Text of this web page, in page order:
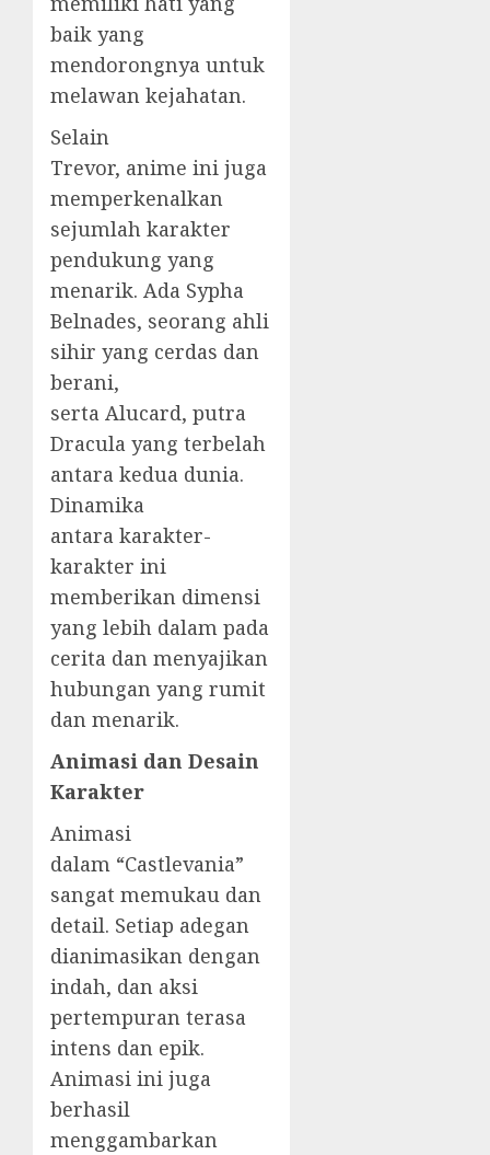
baik yang
mendorongnya untuk
melawan kejahatan.
Selain
Trevor, anime ini juga
memperkenalkan
sejumlah karakter
pendukung yang
menarik. Ada Sypha
Belnades, seorang ahli
sihir yang cerdas dan
berani,
serta Alucard, putra
Dracula yang terbelah
antara kedua dunia.
Dinamika
antara karakter-
karakter ini
memberikan dimensi
yang lebih dalam pada
cerita dan menyajikan
hubungan yang rumit
dan menarik.
Animasi dan Desain
Karakter
Animasi
dalam “Castlevania”
sangat memukau dan
detail. Setiap adegan
dianimasikan dengan
indah, dan aksi
pertempuran terasa
intens dan epik.
Animasi ini juga
berhasil
menggambarkan